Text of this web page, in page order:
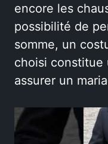
encore les
possibilité de
somme, un
choisi constitue
assurer un